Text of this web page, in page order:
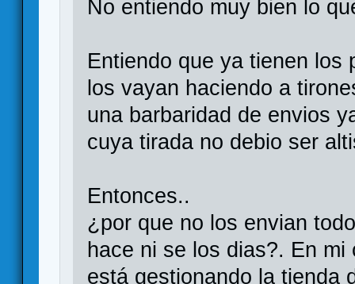
No entiendo muy bien lo
Entiendo que ya tienen los
los vayan haciendo a
una barbaridad de envios
cuya tirada no debio ser
Entonces..
¿por que no los envian
hace ni se los dias?. En
está gestionando la tienda